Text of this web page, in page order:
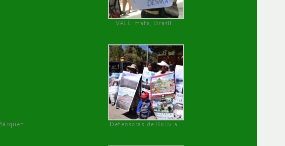
VALE mata, Brasil
Defensoras de Bolivia